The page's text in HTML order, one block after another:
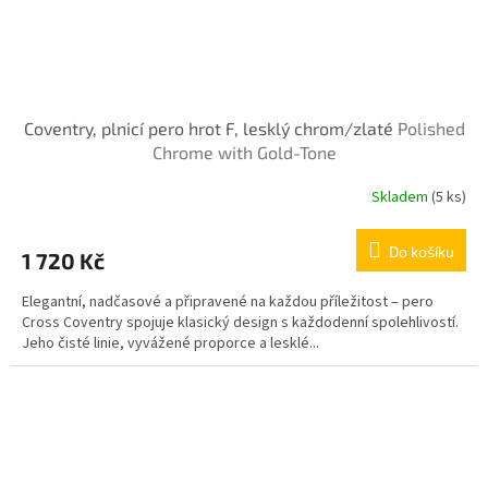
Coventry, plnicí pero hrot F, lesklý chrom/zlaté Polished
Chrome with Gold-Tone
Skladem (5 ks)
1 720 Kč Do košíku
Elegantní, nadčasové a připravené na každou příležitost – pero
Cross Coventry spojuje klasický design s každodenní spolehlivostí.
Jeho čisté linie, vyvážené proporce a lesklé...